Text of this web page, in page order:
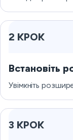
2 КРОК
Встановіть
Увімкніть
3 КРОК